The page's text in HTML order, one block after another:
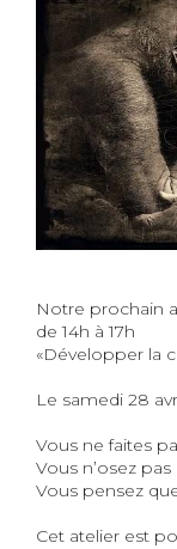
Notre prochain
de 14h à 17h
«Développer la
Le samedi 28
Vous ne faites
Vous n’osez
Vous pensez
Cet atelier est